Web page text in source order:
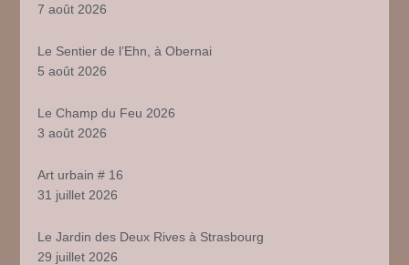
7 août 2026
Le Sentier de l’Ehn, à Obernai
5 août 2026
Le Champ du Feu 2026
3 août 2026
Art urbain # 16
31 juillet 2026
Le Jardin des Deux Rives à Strasbourg
29 juillet 2026